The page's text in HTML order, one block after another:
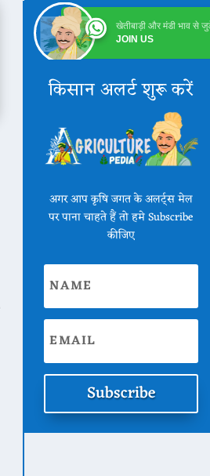
खेतीबाड़ी और मंडी भाव से
JOIN US
किसान अलर्ट शुरू करें
अगर आप कृषि जगत के अलर्ट्स मेल
पर पाना चाहते हैं तो हमे Subscribe
कीजिए
Subscribe